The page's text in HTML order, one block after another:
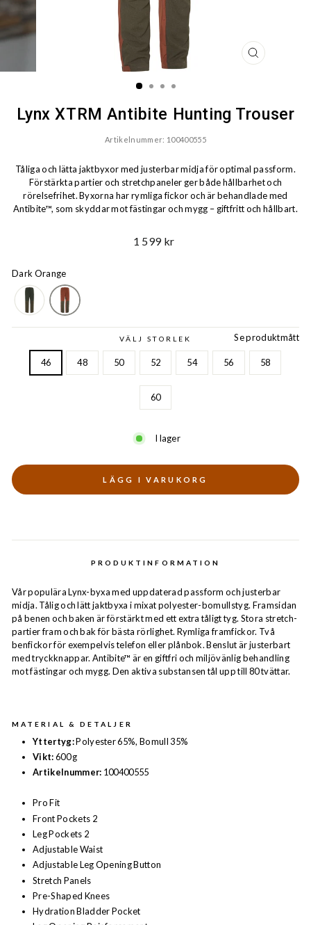
STÄNG
Lynx XTRM Antibite Hunting Trouser
Artikelnummer: 100400555
Tåliga och lätta jaktbyxor med justerbar midja för optimal passform.
Förstärkta partier och stretchpaneler ger både hållbarhet och
rörelsefrihet. Byxorna har rymliga fickor och är behandlade med
Antibite™, som skyddar mot fästingar och mygg – giftfritt och hållbart.
Ord.
1 599 kr
Dark Orange
Se produktmått
VÄLJ STORLEK
46 48 50 52 54 56 58
60
I lager
LÄGG I VARUKORG
PRODUKTINFORMATION
Vår populära Lynx-byxa med uppdaterad passform och justerbar
midja. Tålig och lätt jaktbyxa i mixat polyester-bomullstyg. Framsidan
på benen och baken är förstärkt med ett extra tåligt tyg. Stora stretch-
partier fram och bak för bästa rörlighet. Rymliga framfickor. Två
benfickor för exempelvis telefon eller plånbok. Benslut är justerbart
med tryckknappar. Antibite™ är en giftfri och miljövänlig behandling
mot fästingar och mygg. Den aktiva substansen tål upp till 80 tvättar.
MATERIAL & DETALJER
Yttertyg:Polyester 65%, Bomull 35%
Vikt:600 g
Artikelnummer: 100400555
Pro Fit
Front Pockets 2
Leg Pockets 2
Adjustable Waist
Adjustable Leg Opening Button
Stretch Panels
Pre-Shaped Knees
Hydration Bladder Pocket